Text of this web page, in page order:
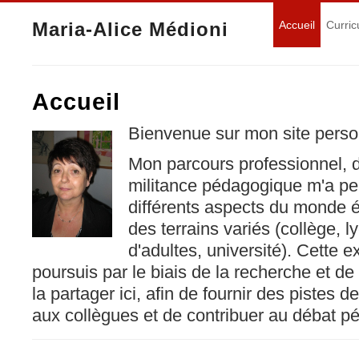
Maria-Alice Médioni Accueil
Accueil
Bienvenue sur mon site
Mon parcours professionnel,
militance pédagogique m'a
différents aspects du monde
des terrains variés (collège,
d'adultes, université). Cette
poursuis par le biais de la recherche et
la partager ici, afin de fournir des pistes
aux collègues et de contribuer au débat